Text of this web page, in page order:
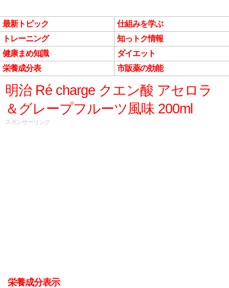
最新トピック
仕組みを学ぶ
トレーニング
知っトク情報
健康まめ知識
ダイエット
栄養成分表
市販薬の効能
明治 Ré charge クエン酸 アセロラ
＆グレープフルーツ風味 200ml
スポンサーリンク
栄養成分表示